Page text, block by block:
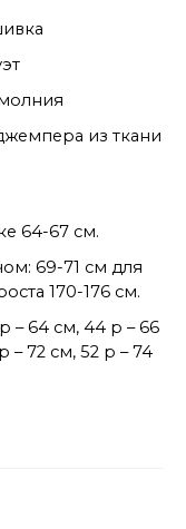
из ткани
64-67 см.
69-71 см для
170-176 см.
– 64 см, 44 р – 66
– 72 см, 52 р – 74